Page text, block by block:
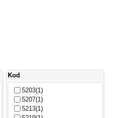
Kod
5203(1)
5207(1)
5213(1)